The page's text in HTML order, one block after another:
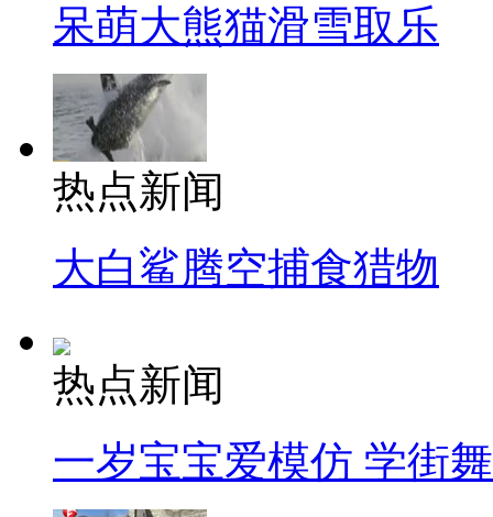
呆萌大熊猫滑雪取乐
热点新闻
大白鲨腾空捕食猎物
热点新闻
一岁宝宝爱模仿 学街